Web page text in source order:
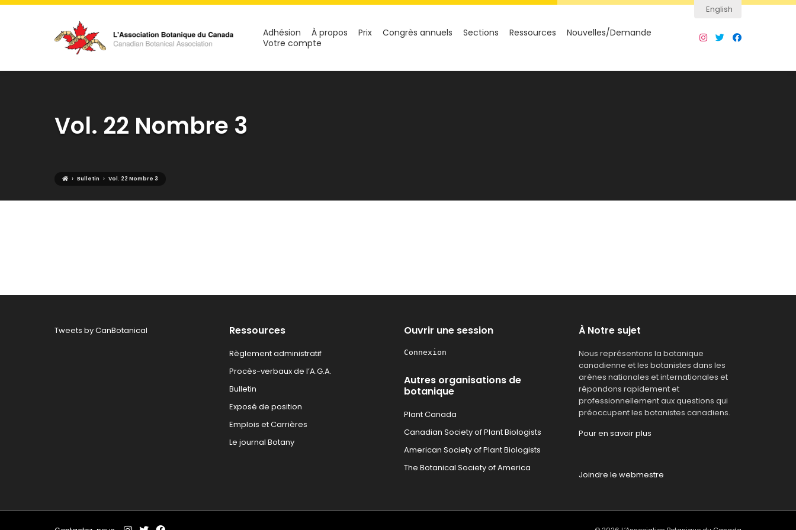
English
Adhésion À propos Prix Congrès annuels Sections Ressources
Nouvelles/Demande
Votre compte
Vol. 22 Nombre 3
› Bulletin › Vol. 22 Nombre 3
Tweets by CanBotanical Ressources
Règlement administratif
Procès-verbaux de l’A.G.A.
Bulletin
Exposé de position
Emplois et Carrières
Le journal Botany
Ouvrir une session
Connexion
Autres organisations de
botanique
Plant Canada
Canadian Society of Plant Biologists
American Society of Plant Biologists
The Botanical Society of America
À Notre sujet
Nous représentons la botanique
canadienne et les botanistes dans les
arènes nationales et internationales et
répondons rapidement et
professionnellement aux questions qui
préoccupent les botanistes canadiens.
Pour en savoir plus
Joindre le webmestre